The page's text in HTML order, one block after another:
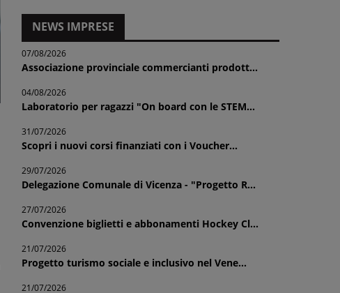
NEWS IMPRESE
07/08/2026
Associazione provinciale commercianti prodott...
04/08/2026
Laboratorio per ragazzi "On board con le STEM...
31/07/2026
Scopri i nuovi corsi finanziati con i Voucher...
29/07/2026
Delegazione Comunale di Vicenza - "Progetto R...
27/07/2026
Convenzione biglietti e abbonamenti Hockey Cl...
21/07/2026
Progetto turismo sociale e inclusivo nel Vene...
21/07/2026